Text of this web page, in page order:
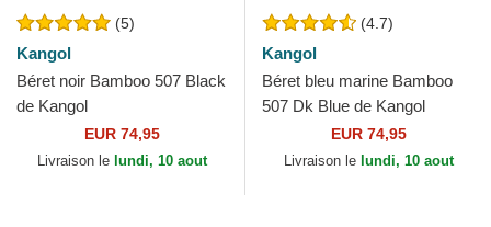
(5)
Kangol
Béret noir Bamboo 507 Black
de Kangol
EUR 74,95
Livraison le lundi, 10 aout
(4.7)
Kangol
Béret bleu marine Bamboo
507 Dk Blue de Kangol
EUR 74,95
Livraison le lundi, 10 aout